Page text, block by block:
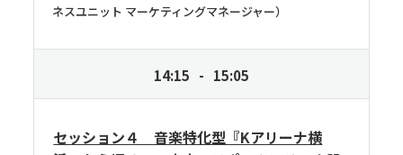
ネスユニット マーケティングマネージャー
14:15 15:05
セッション４ 音楽特化型『Kアリーナ横